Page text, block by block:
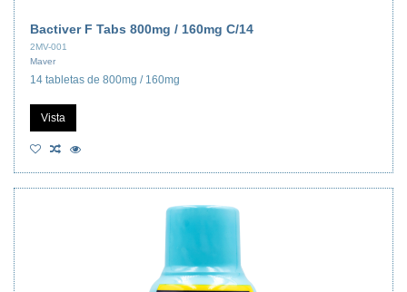
Bactiver F Tabs 800mg / 160mg C/14
2MV-001
Maver
14 tabletas de 800mg / 160mg
Vista